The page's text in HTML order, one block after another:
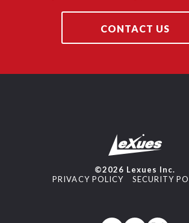
CONTACT US
©2026 Lexues Inc.
PRIVACY POLICY
SECURITY